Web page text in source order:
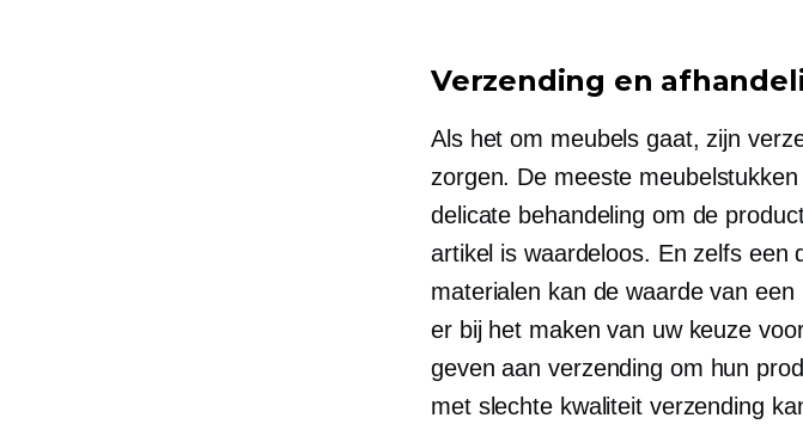
Verzending en
Als het om meubels gaat, zijn
zorgen. De meeste
delicate behandeling om de
artikel is waardeloos. En zelfs een
materialen kan de waarde van
er bij het maken van uw keuze
geven aan verzending om hun
met slechte kwaliteitverzending